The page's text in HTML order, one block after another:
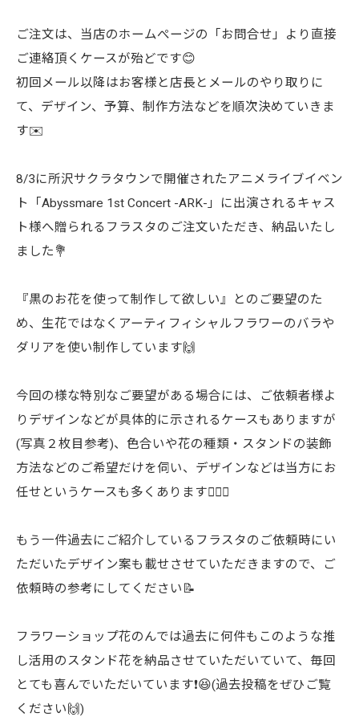
ご注文は、当店のホームぺージの「お問合せ」より直接
ご連絡頂くケースが殆どです😊
初回メール以降はお客様と店長とメールのやり取りに
て、デザイン、予算、制作方法などを順次決めていきま
す✉️
8/3に所沢サクラタウンで開催されたアニメライブイベン
ト「Abyssmare 1st Concert -ARK-」に出演されるキャス
ト様へ贈られるフラスタのご注文いただき、納品いたし
ました💐
『黒のお花を使って制作して欲しい』とのご要望のた
め、生花ではなくアーティフィシャルフラワーのバラや
ダリアを使い制作しています🙌
今回の様な特別なご要望がある場合には、ご依頼者様よ
りデザインなどが具体的に示されるケースもありますが
(写真２枚目参考)、色合いや花の種類・スタンドの装飾
方法などのご希望だけを伺い、デザインなどは当方にお
任せというケースも多くあります🙋🏻‍♀️
もう一件過去にご紹介しているフラスタのご依頼時にい
ただいたデザイン案も載せさせていただきますので、ご
依頼時の参考にしてください📝
フラワーショップ花のんでは過去に何件もこのような推
し活用のスタンド花を納品させていただいていて、毎回
とても喜んでいただいています❗️😆(過去投稿をぜひご覧
ください🙌)